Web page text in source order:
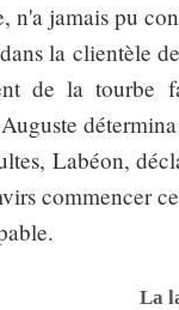
n'a jamais pu
la clientèle
de la tourbe
Labéon,
commencer
La